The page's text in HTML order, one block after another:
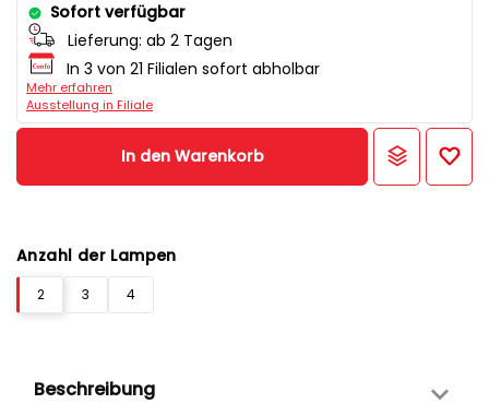
Sofort verfügbar
Lieferung: ab 2 Tagen
In 3 von 21 Filialen sofort abholbar
Mehr erfahren
Ausstellung in Filiale
In den Warenkorb
Anzahl der Lampen
2 3 4
Beschreibung